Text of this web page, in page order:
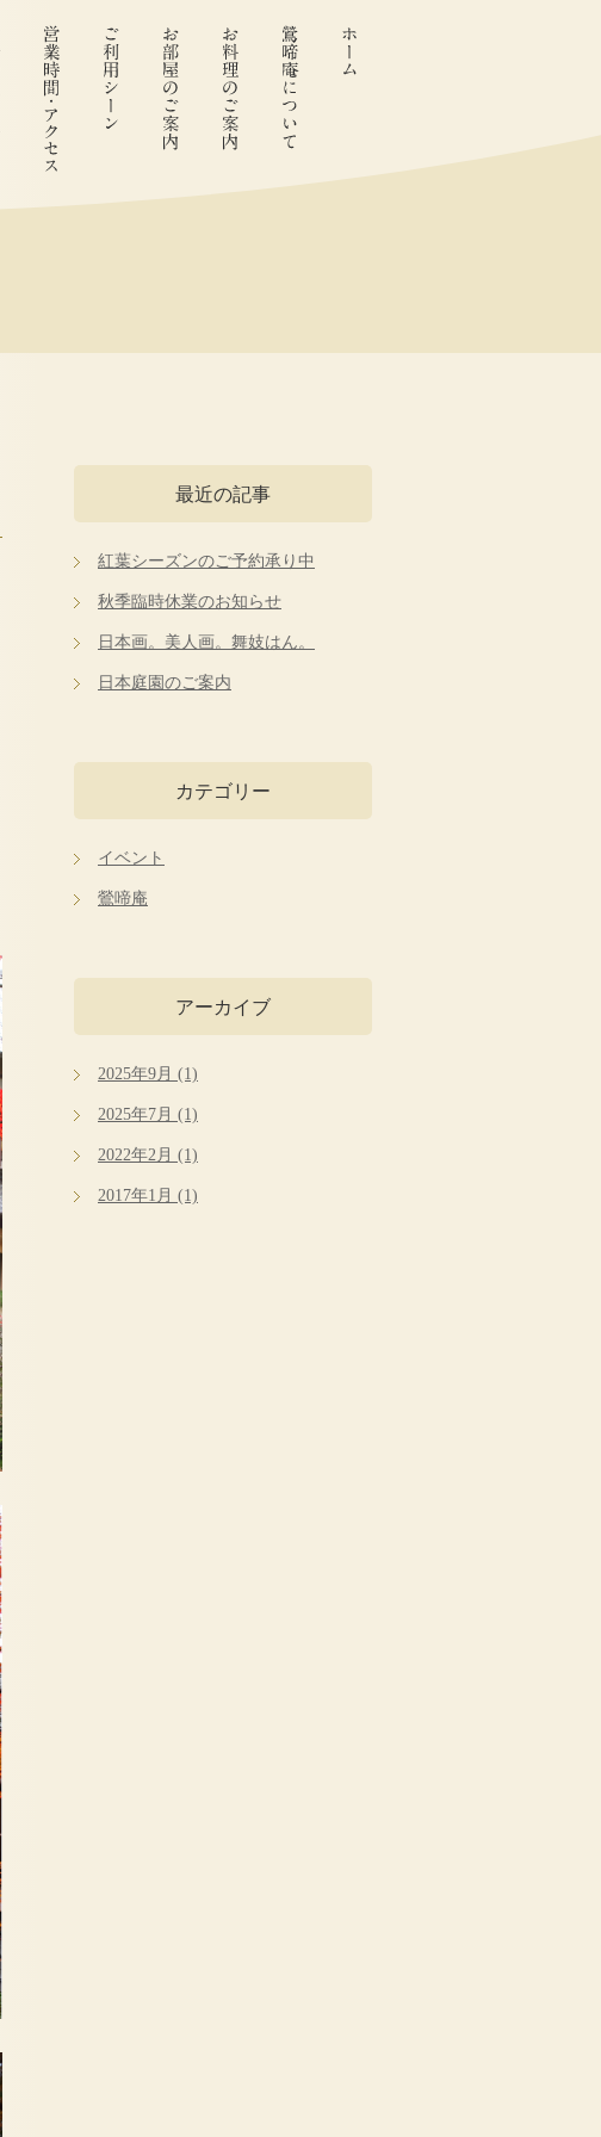
最近の記事
紅葉シーズンのご予約承り中
秋季臨時休業のお知らせ
日本画。美人画。舞妓はん。
日本庭園のご案内
カテゴリー
イベント
鶯啼庵
アーカイブ
2025年9月 (1)
2025年7月 (1)
2022年2月 (1)
2017年1月 (1)